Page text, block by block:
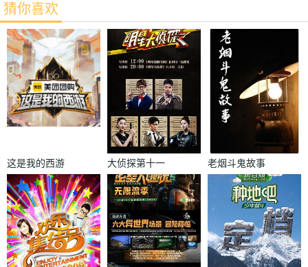
猜你喜欢
这是我的西游
大侦探第十一
季
老烟斗鬼故事